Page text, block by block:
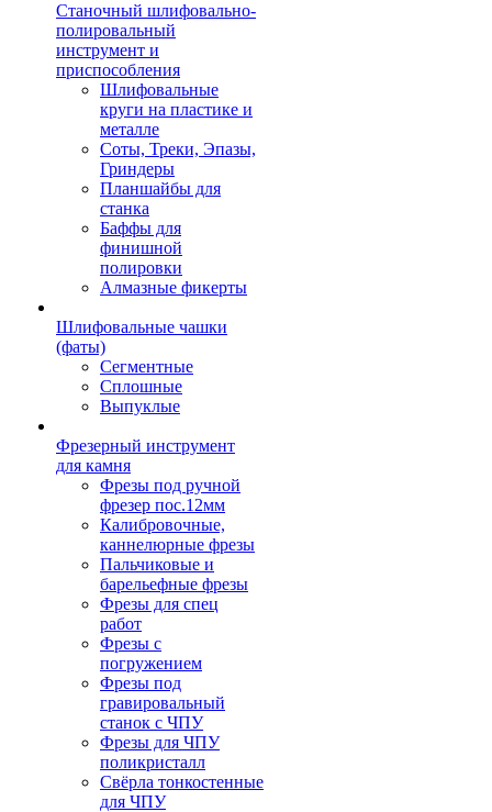
Станочный шлифовально-
полировальный
инструмент и
приспособления
Шлифовальные
круги на пластике и
металле
Соты, Треки, Эпазы,
Гриндеры
Планшайбы для
станка
Баффы для
финишной
полировки
Алмазные фикерты
Шлифовальные чашки
(фаты)
Сегментные
Сплошные
Выпуклые
Фрезерный инструмент
для камня
Фрезы под ручной
фрезер пос.12мм
Калибровочные,
каннелюрные фрезы
Пальчиковые и
барельефные фрезы
Фрезы для спец
работ
Фрезы с
погружением
Фрезы под
гравировальный
станок с ЧПУ
Фрезы для ЧПУ
поликристалл
Свёрла тонкостенные
для ЧПУ